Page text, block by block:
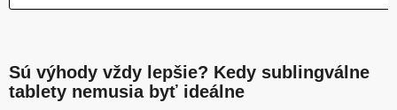
Sú výhody vždy lepšie? Kedy sublingválne
tablety nemusia byť ideálne